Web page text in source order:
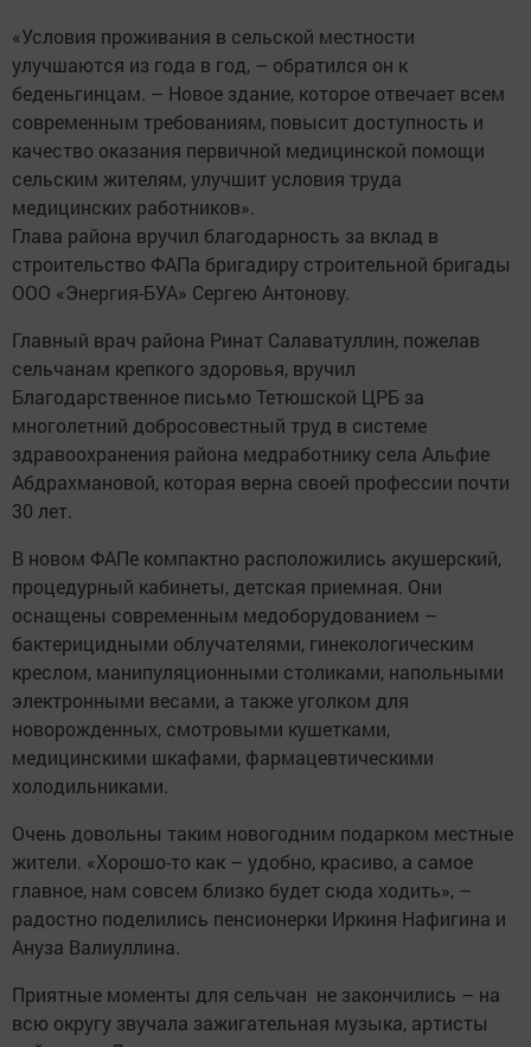
«Условия проживания в сельской местности
улучшаются из года в год, – обратился он к
беденьгинцам. – Новое здание, которое отвечает всем
современным требованиям, повысит доступность и
качество оказания первичной медицинской помощи
сельским жителям, улучшит условия труда
медицинских работников».
Глава района вручил благодарность за вклад в
строительство ФАПа бригадиру строительной бригады
ООО «Энергия-БУА» Сергею Антонову.
Главный врач района Ринат Салаватуллин, пожелав
сельчанам крепкого здоровья, вручил
Благодарственное письмо Тетюшской ЦРБ за
многолетний добросовестный труд в системе
здравоохранения района медработнику села Альфие
Абдрахмановой, которая верна своей профессии почти
30 лет.
В новом ФАПе компактно расположились акушерский,
процедурный кабинеты, детская приемная. Они
оснащены современным медоборудованием –
бактерицидными облучателями, гинекологическим
креслом, манипуляционными столиками, напольными
электронными весами, а также уголком для
новорожденных, смотровыми кушетками,
медицинскими шкафами, фармацевтическими
холодильниками.
Очень довольны таким новогодним подарком местные
жители. «Хорошо-то как – удобно, красиво, а самое
главное, нам совсем близко будет сюда ходить», –
радостно поделились пенсионерки Иркиня Нафигина и
Ануза Валиуллина.
Приятные моменты для сельчан не закончились – на
всю округу звучала зажигательная музыка, артисты